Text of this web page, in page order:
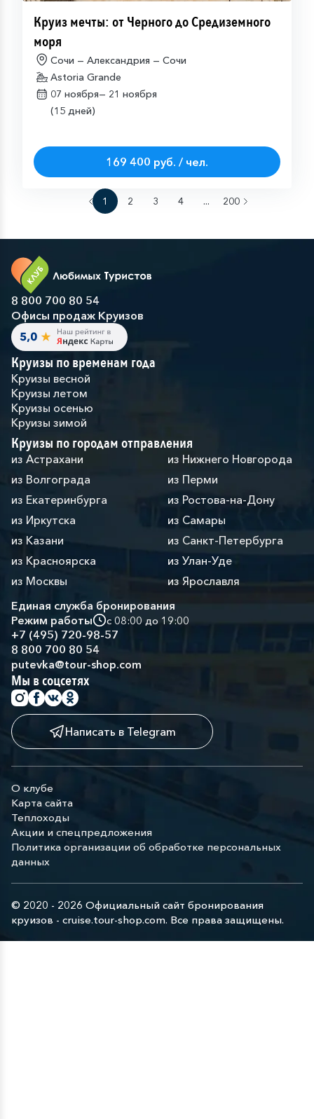
Круиз мечты: от Черного до Средиземного
моря
Сочи — Александрия — Сочи
Astoria Grande
07 ноября— 21 ноября
(15 дней)
169 400 руб. / чел.
1 2 3 4 ... 200
8 800 700 80 54
Офисы продаж Круизов
Круизы по временам года
Круизы весной
Круизы летом
Круизы осенью
Круизы зимой
Круизы по городам отправления
из Астрахани
из Волгограда
из Екатеринбурга
из Иркутска
из Казани
из Красноярска
из Москвы
из Нижнего Новгорода
из Перми
из Ростова-на-Дону
из Самары
из Санкт-Петербурга
из Улан-Уде
из Ярославля
Единая служба бронирования
Режим работы
с 08:00 до 19:00
+7 (495) 720-98-57
8 800 700 80 54
putevka@tour-shop.com
Мы в соцсетях
Написать в Telegram
О клубе
Карта сайта
Теплоходы
Акции и спецпредложения
Политика организации об обработке персональных
данных
© 2020 - 2026 Официальный сайт бронирования
круизов - cruise.tour-shop.com. Все права защищены.